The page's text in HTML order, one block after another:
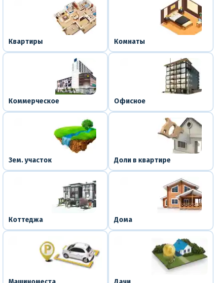
Квартиры Комнаты
Коммерческое Офисное
Зем. участок Доли в квартире
Коттеджа Дома